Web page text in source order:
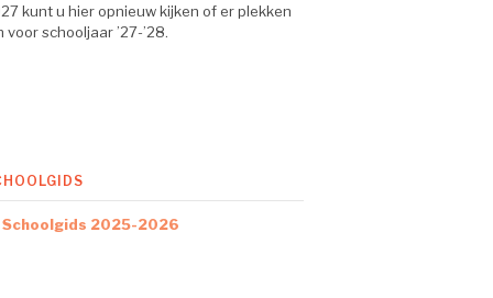
kunt u hier opnieuw kijken of er plekken
voor schooljaar ’27-’28.
Schoolgids 2025-2026